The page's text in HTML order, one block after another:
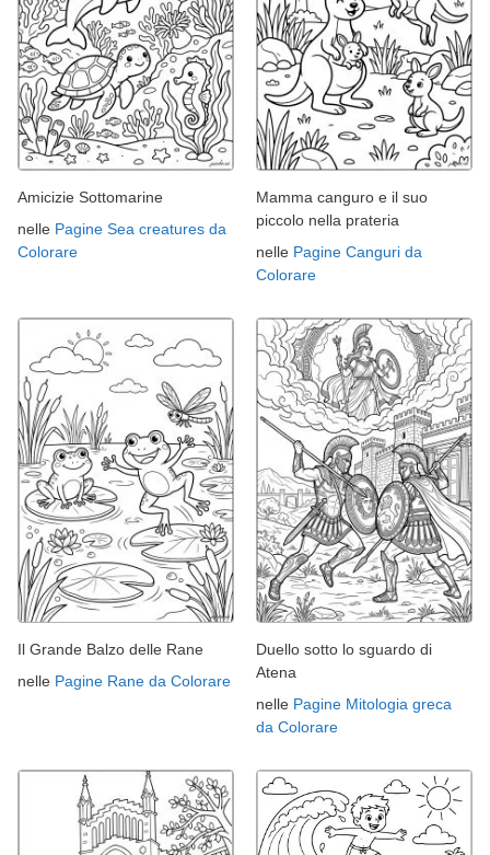
Amicizie Sottomarine
nelle Pagine Sea creatures da
Colorare
Mamma canguro e il suo
piccolo nella prateria
nelle Pagine Canguri da
Colorare
Il Grande Balzo delle Rane
nelle Pagine Rane da Colorare
Duello sotto lo sguardo di
Atena
nelle Pagine Mitologia greca
da Colorare